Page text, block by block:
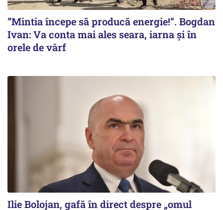
”Mintia începe să producă energie!”. Bogdan
Ivan: Va conta mai ales seara, iarna și în
orele de vârf
Ilie Bolojan, gafă în direct despre „omul